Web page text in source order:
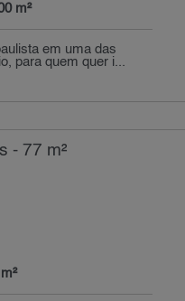
m²
em uma das
para quem quer i...
- 77 m²